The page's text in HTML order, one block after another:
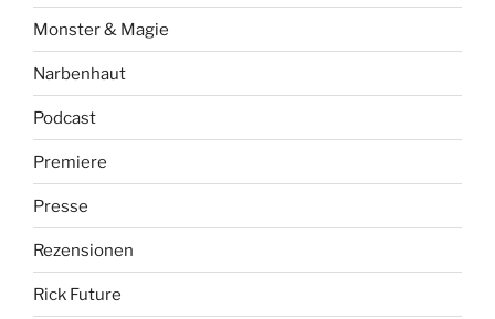
Monster & Magie
Narbenhaut
Podcast
Premiere
Presse
Rezensionen
Rick Future